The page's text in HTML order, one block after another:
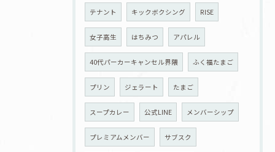
テナント キックボクシング RISE
女子高生 はちみつ アパレル
40代パーカーキャンセル界隈 ふく福たまご
プリン ジェラート たまご
スープカレー 公式LINE メンバーシップ
プレミアムメンバー サブスク